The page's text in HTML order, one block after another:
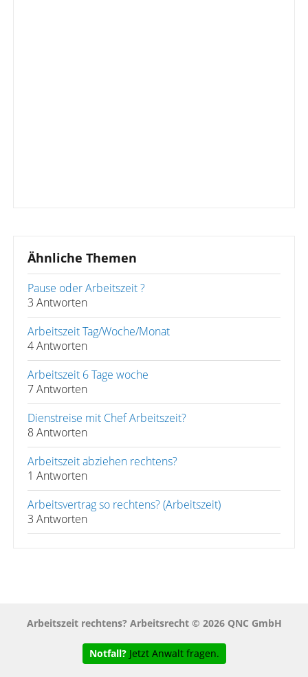
Ähnliche Themen
Pause oder Arbeitszeit ?
3 Antworten
Arbeitszeit Tag/Woche/Monat
4 Antworten
Arbeitszeit 6 Tage woche
7 Antworten
Dienstreise mit Chef Arbeitszeit?
8 Antworten
Arbeitszeit abziehen rechtens?
1 Antworten
Arbeitsvertrag so rechtens? (Arbeitszeit)
3 Antworten
Arbeitszeit rechtens? Arbeitsrecht © 2026 QNC GmbH
Notfall? Jetzt Anwalt fragen.